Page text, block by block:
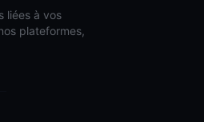
liées à vos
plateformes,